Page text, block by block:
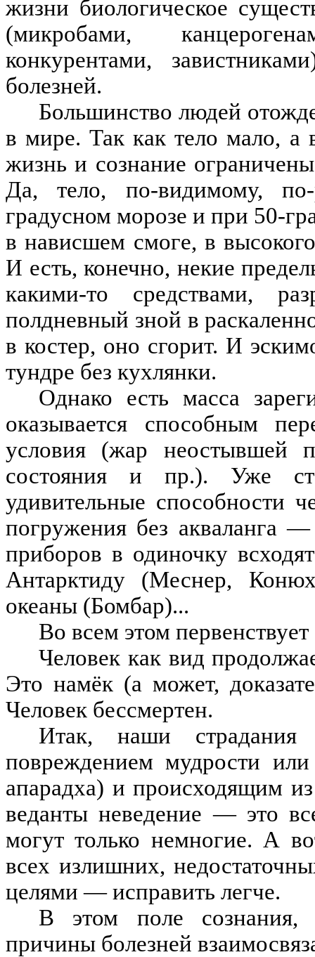
жизни биологическое
(микробами,
конкурентами,
болезней.
Большинство людей
в мире. Так как тело мало, а
жизнь и сознание
Да, тело, по-видимому,
градусном морозе и при 50-
в нависшем смоге, в
И есть, конечно, некие
какими-то средствами,
полдневный зной в
в костер, оно сгорит. И
тундре без кухлянки.
Однако есть масса
оказывается способным
условия (жар неостывшей
состояния и пр.). Уже
удивительные способности
погружения без акваланга
приборов в одиночку
Антарктиду (Меснер,
океаны (Бомбар)...
Во всем этом первенствует
Человек как вид
Это намёк (а может,
Человек бессмертен.
Итак, наши страдания
повреждением мудрости
апарадха) и происходящим
веданты неведение — это
могут только немногие. А
всех излишних,
целями — исправить легче.
В этом поле сознания,
причины болезней